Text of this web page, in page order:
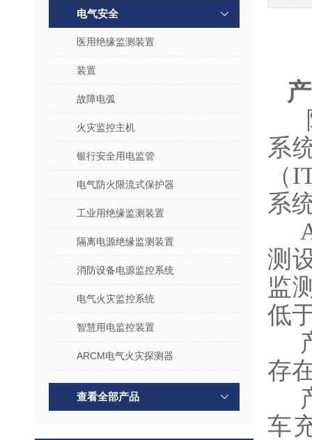
电气安全
医用绝缘监测装置
装置
故障电弧
火灾监控主机
银行安全用电监管
电气防火限流式保护器
工业用绝缘监测装置
隔离电源绝缘监测装置
消防设备电源监控系统
电气火灾监控系统
智慧用电监控装置
ARCM电气火灾探测器
查看全部产品
系
（
系
测
监
低
存
车